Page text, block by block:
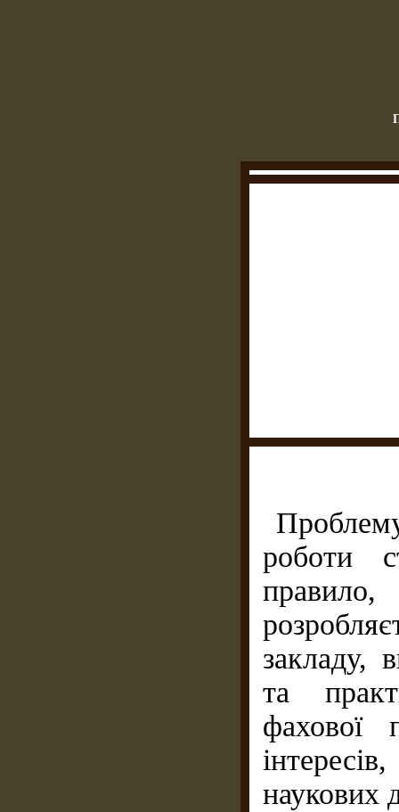
роботи
закладу,
та
фахової
наукових